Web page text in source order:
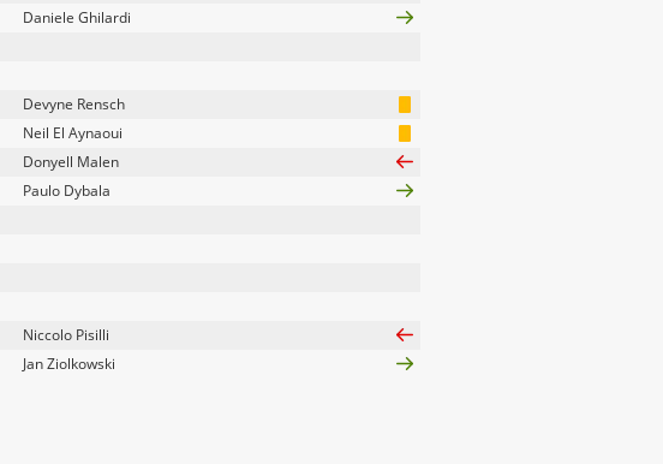
Daniele Ghilardi
Devyne Rensch
Neil El Aynaoui
Donyell Malen
Paulo Dybala
Niccolo Pisilli
Jan Ziolkowski